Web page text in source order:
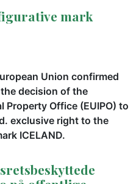
mark
Union confirmed
decision of the
Property Office (EUIPO) to
exclusive right to the
ICELAND.